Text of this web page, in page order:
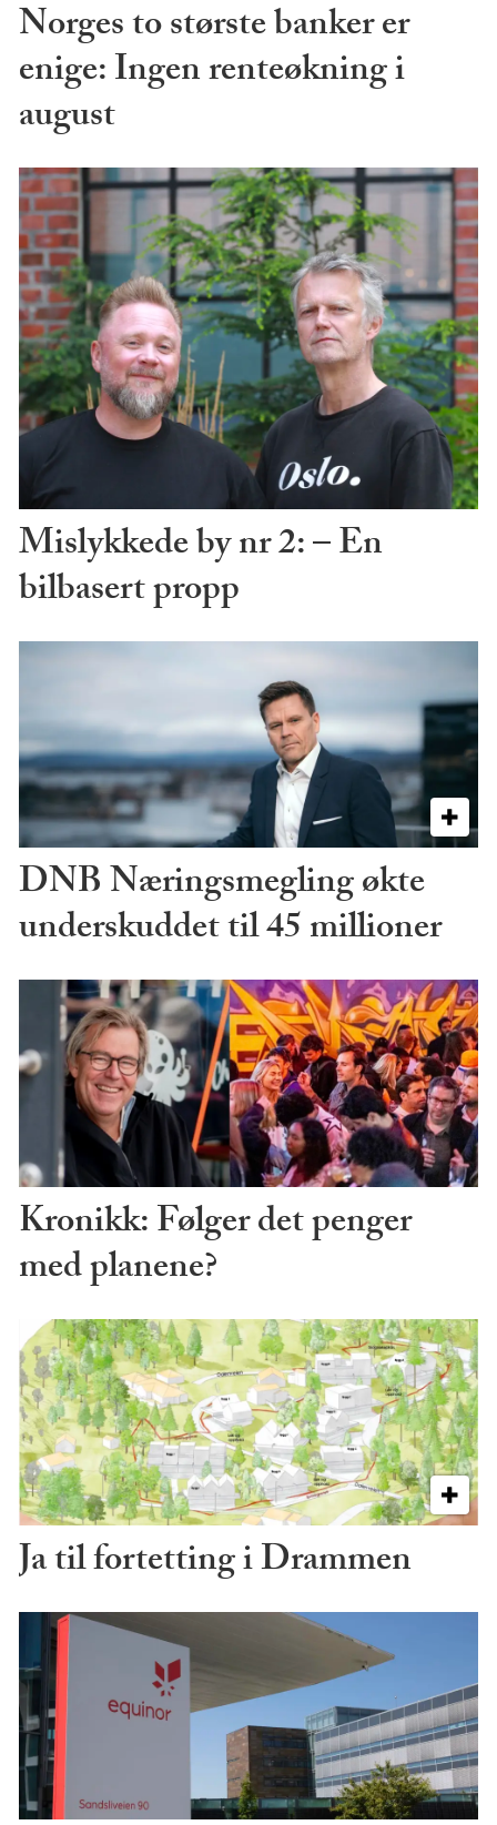
Norges to største banker er
enige: Ingen renteøkning i
august
Mislykkede by nr 2: – En
bilbasert propp
DNB Næringsmegling økte
underskuddet til 45 millioner
Kronikk: Følger det penger
med planene?
Ja til fortetting i Drammen